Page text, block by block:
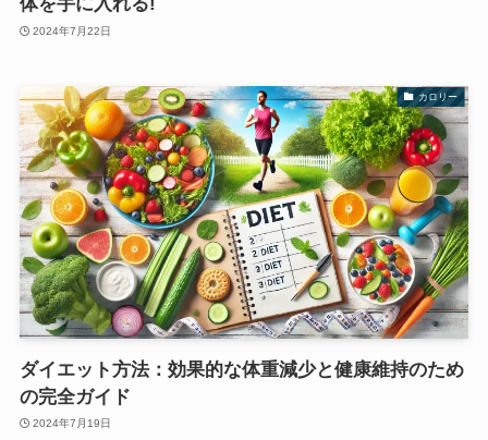
2024年7月22日
カロリー
ダイエット方法：効果的な体重減少と健康維持のため
の完全ガイド
2024年7月19日